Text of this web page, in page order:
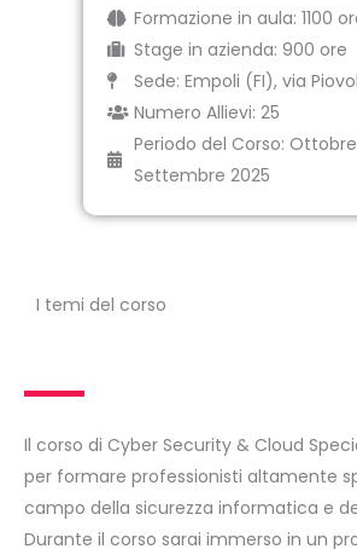
Formazione in aula: 1100
Stage in azienda: 900 ore
Sede: Empoli (FI), via
Numero Allievi: 25
Periodo del Corso:
Settembre 2025
I temi del corso
Il corso di Cyber Security & Cloud
per formare professionisti altamente
campo della sicurezza informatica e
Durante il corso sarai immerso in un